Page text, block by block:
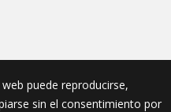
puede reproducirse,
sin el consentimiento por